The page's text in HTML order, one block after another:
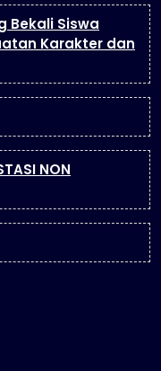
Bekali Siswa
Karakter dan
NON